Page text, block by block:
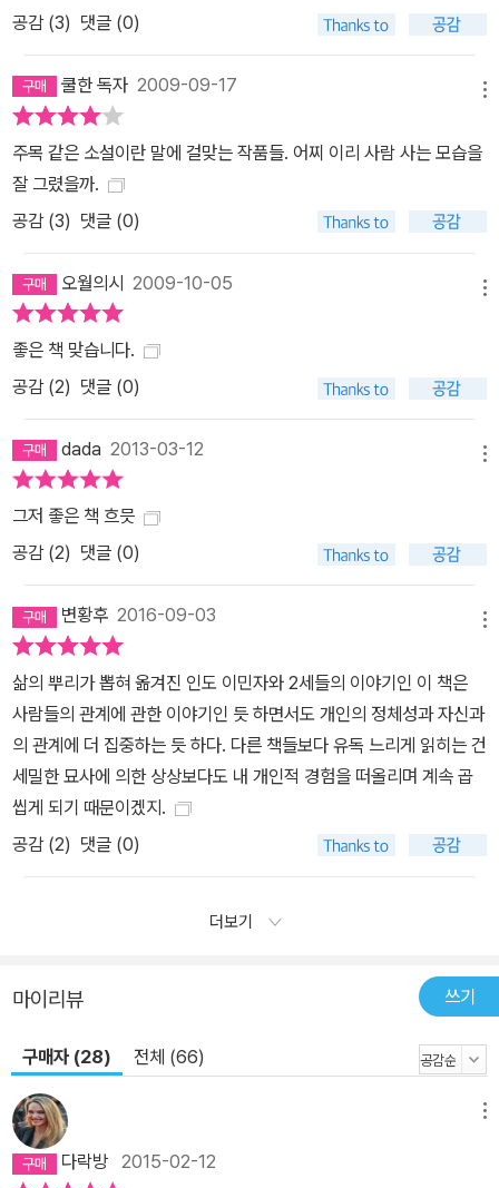
을 살려 ‘그저 좋은 사람’이라고 하면 어떨까 생각했다. 세상에 그저
럼 들리는데, 거기 묘미가 있을 수도 있다. (…) 동생의 마지막 행동은
의문점으로 남는다. 도대체 왜 그랬을까. 누나도, 우리도 이해하기 힘
니면 누나와 벌어진 갭을 더 확고히 하기 위해 자기도 모르게 그런 건
아닐까. 그 갭을 회복할 기운도, 의사도 없는, 벌써 다른 세상에 속해
버린 자신을 발견하고, 반환이 불가능한 구매처럼 모든 것에 ‘마지
p://tasteofny.egloos.com/2404685 ) 「길들지 않은 땅」의 2부
의 제목은 「헤마와 코쉭」. 여기 들어 있는 이야기, 그러니까 마지막 세
이야기는 서로 독립적이면서 연결된다. 이민 온 가족들의 가슴 아픈
이야기면서 러브스토리이기도 하다. 흐흑… 그래서 마음속으로 내내
울다가 한번은 진짜 책상에 코를 박고 울었고, 책을 끝내고 나서도 며
칠간은 ‘연약한vulnerable’ 상태로 지냈다. 누가 건드리기만 해도 픽
쓰러지거나 뻥 뚫리거나 그런 상태로. 번역을 하면서 주인공들이 가
는 곳마다 나는 쫓아다녔다. 초대받지 않은 손님처럼 시시콜콜한 것
에 궁금해 하면서. 내가 가보지 못한 곳을 인터넷으로 찾아 상상해보
공감 (3) 댓글 (0)
쿨한 독자 2009-09-17
주목 같은 소설이란 말에 걸맞는 작품들. 어찌 이리 사람 사는 모습을
잘 그렸을까.
공감 (3) 댓글 (0)
오월의시 2009-10-05
좋은 책 맞습니다.
공감 (2) 댓글 (0)
dada 2013-03-12
그저 좋은 책 흐믓
공감 (2) 댓글 (0)
변황후 2016-09-03
삶의 뿌리가 뽑혀 옮겨진 인도 이민자와 2세들의 이야기인 이 책은
사람들의 관계에 관한 이야기인 듯 하면서도 개인의 정체성과 자신과
의 관계에 더 집중하는 듯 하다. 다른 책들보다 유독 느리게 읽히는 건
세밀한 묘사에 의한 상상보다도 내 개인적 경험을 떠올리며 계속 곱
씹게 되기 때문이겠지.
공감 (2) 댓글 (0)
더보기
마이리뷰 쓰기
구매자 (28) 전체 (66)
다락방 2015-02-12